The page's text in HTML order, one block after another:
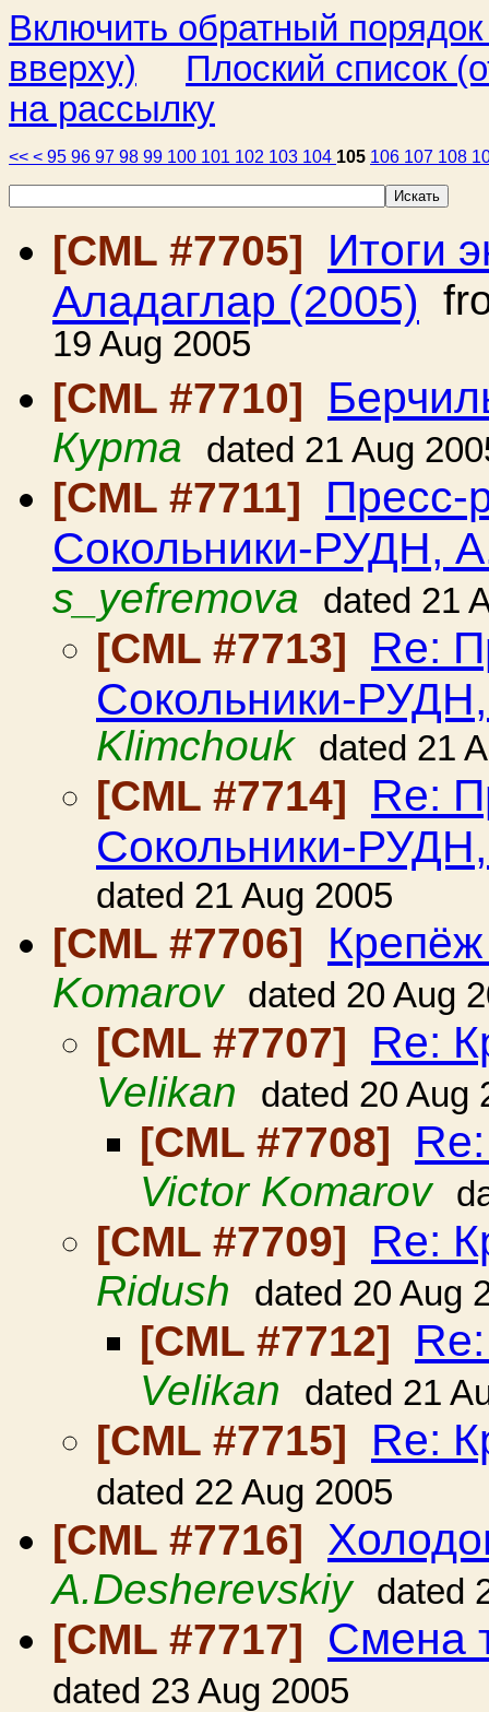
Включить обратный
вверху)
Плоский список
на рассылку
<< < 95 96 97 98 99 100 101 102 103 104 105 106 107 108
[CML #7705] Итоги
Аладаглар (2005)
19 Aug 2005
[CML #7710]
Курта dated 21 Aug
[CML #7711]
Пресс-
Сокольники-РУДН,
s_yefremova dated 21
[CML #7713] Re:
Сокольники-
Klimchouk
dated 21
[CML #7714] Re:
Сокольники-
dated 21 Aug 2005
[CML #7706]
Komarov dated 20 Aug
[CML #7707] Re:
Velikan dated 20 Aug
[CML #7708]
Victor Komarov
[CML #7709] Re:
Ridush dated 20 Aug
[CML #7712]
Velikan dated 21
[CML #7715] Re:
dated 22 Aug 2005
[CML #7716]
A.Desherevskiy dated
[CML #7717] Смена
dated 23 Aug 2005